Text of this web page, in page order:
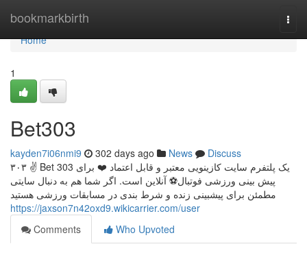
bookmarkbirth
Home
Home
1
Bet303
kayden7i06nmi9 302 days ago News
Discuss
۳۰۳ ✌ Bet 303 یک پلتفرم سایت کازینویی معتبر و قابل اعتماد ❤️ برای
پیش‌ بینی ورزشی فوتبال️⚽ آنلاین است. اگر شما هم به دنبال سایتی
مطمئن برای پیشبینی زنده و شرط‌ بندی در مسابقات ورزشی هستید
https://jaxson7n42oxd9.wikicarrier.com/user
Comments
Who Upvoted